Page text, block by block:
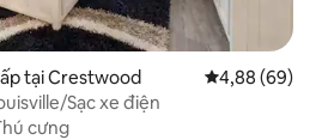
tại Crestwood Xếp hạng
4,88 (69)
Sạc xe điện
cưng